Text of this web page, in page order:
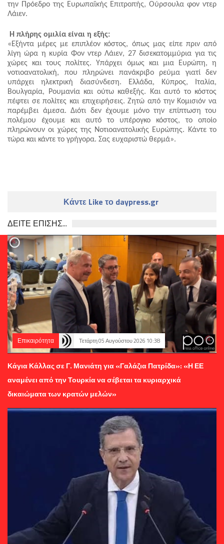
την Πρόεδρο της Ευρωπαϊκής Επιτροπής, Ούρσουλα φον ντερ
Λάιεν.
Η πλήρης ομιλία είναι η εξής:
«Εξήντα μέρες με επιπλέον κόστος, όπως μας είπε πριν από
λίγη ώρα η κυρία Φον ντερ Λάιεν, 27 δισεκατομμύρια για τις
χώρες και τους πολίτες. Υπάρχει όμως και μια Ευρώπη, η
νοτιοανατολική, που πληρώνει πανάκριβο ρεύμα γιατί δεν
υπάρχει ηλεκτρική διασύνδεση. Ελλάδα, Κύπρος, Ιταλία,
Βουλγαρία, Ρουμανία και ούτω καθεξής. Και αυτό το κόστος
πέφτει σε πολίτες και επιχειρήσεις. Ζητώ από την Κομισιόν να
παρέμβει άμεσα. Διότι δεν έχουμε μόνο την επίπτωση του
πολέμου έχουμε και αυτό το υπέρογκο κόστος, το οποίο
πληρώνουν οι χώρες της Νοτιοανατολικής Ευρώπης. Κάντε το
τώρα και κάντε το γρήγορα. Σας ευχαριστώ θερμά».
Κάντε Like το daypress.gr
ΔΕΙΤΕ ΕΠΙΣΗΣ...
Επικαιρότητα Τετάρτη 05 Αυγούστου 2026 10:38
Κάγια Κάλλας σε Γ. Μανιάτη για «Γαλάζια Πατρίδα»: «Η ΕΕ
αναμένει από την Τουρκία να σέβεται τα κυριαρχικά
δικαιώματα των κρατών μελών»